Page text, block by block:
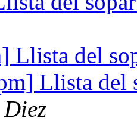
Llista del
Llista del